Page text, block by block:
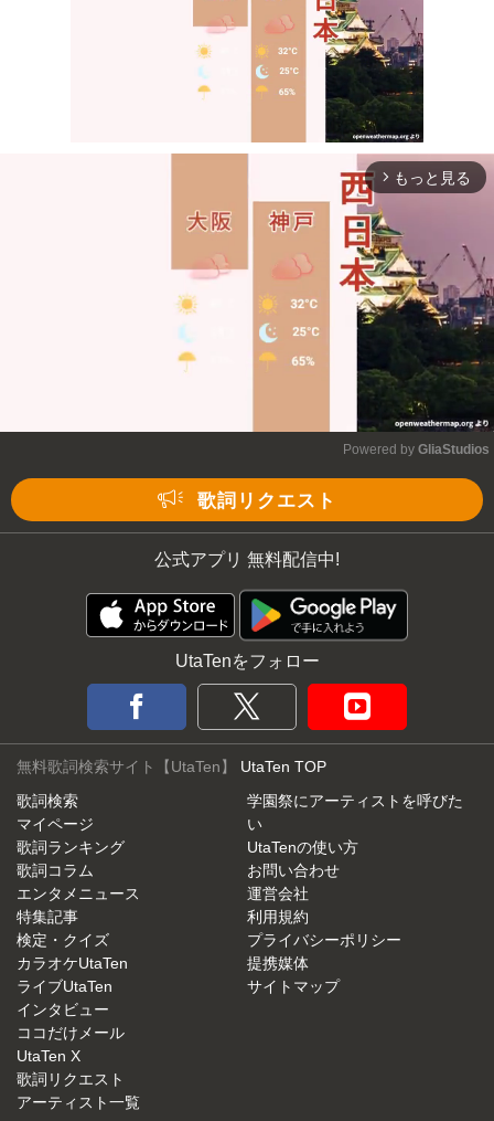
Mute
arrow_forward_ios もっと見る
Powered by GliaStudios
歌詞リクエスト
公式アプリ 無料配信中!
UtaTenをフォロー
無料歌詞検索サイト【UtaTen】 UtaTen TOP
歌詞検索
マイページ
歌詞ランキング
歌詞コラム
エンタメニュース
特集記事
検定・クイズ
カラオケUtaTen
ライブUtaTen
インタビュー
ココだけメール
UtaTen X
歌詞リクエスト
アーティスト一覧
学園祭にアーティストを呼びた
い
UtaTenの使い方
お問い合わせ
運営会社
利用規約
プライバシーポリシー
提携媒体
サイトマップ